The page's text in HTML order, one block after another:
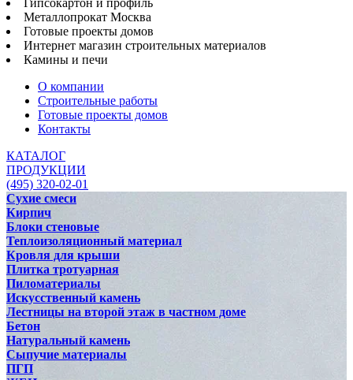
Гипсокартон и профиль
Металлопрокат Москва
Готовые проекты домов
Интернет магазин строительных материалов
Камины и печи
О компании
Строительные работы
Готовые проекты домов
Контакты
КАТАЛОГ
ПРОДУКЦИИ
(495) 320-02-01
Сухие смеси
Кирпич
Блоки стеновые
Теплоизоляционный материал
Кровля для крыши
Плитка тротуарная
Пиломатериалы
Искусственный камень
Лестницы на второй этаж в частном доме
Бетон
Натуральный камень
Сыпучие материалы
ПГП